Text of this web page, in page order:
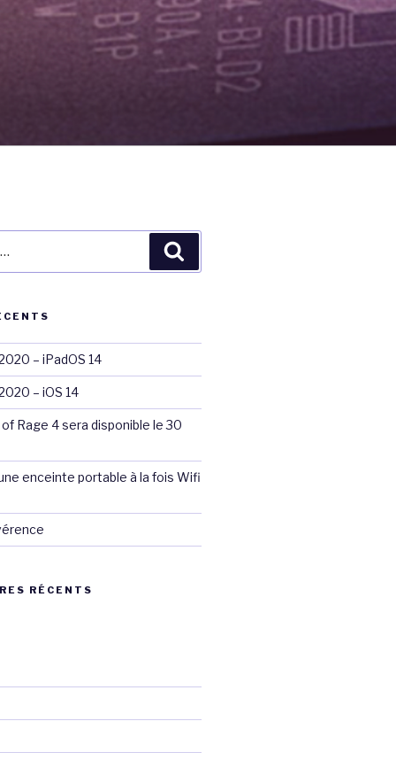
– iPadOS 14
– iOS 14
Rage 4 sera disponible le 30
enceinte portable à la fois Wifi
RÉCENTS